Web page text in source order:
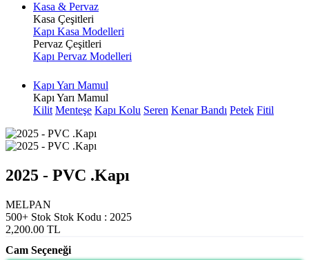
Kasa & Pervaz
Kasa Çeşitleri
Kapı Kasa Modelleri
Pervaz Çeşitleri
Kapı Pervaz Modelleri
Kapı Yarı Mamul
Kapı Yarı Mamul
Kilit Menteşe Kapı Kolu Seren Kenar Bandı Petek Fitil
2025 - PVC .Kapı
MELPAN
500+ Stok Stok Kodu : 2025
2,200.00 TL
Cam Seçeneği